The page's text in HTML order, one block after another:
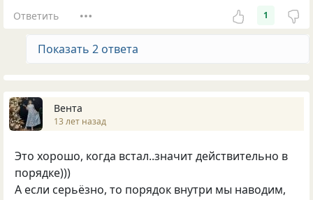
Ответить 1
Показать 2 ответа
Вента
13 лет назад
Это хорошо, когда встал..значит действительно в
порядке)))
А если серьёзно, то порядок внутри мы наводим,